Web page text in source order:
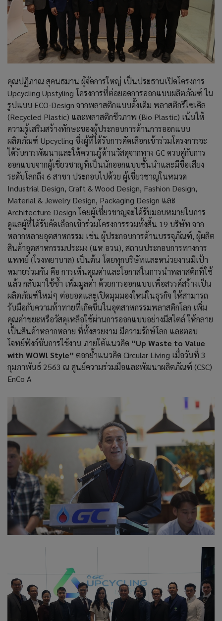
คุณปฏิภาณ สุคนธมาน ผู้จัดการใหญ่ เป็นประธานเปิดโครงการ
Upcycling Upstyling โครงการที่ต่อยอดการออกแบบผลิตภัณฑ์ ใน
รูปแบบ ECO-Design จากพลาสติกแบบดั้งเดิม พลาสติกรีไซเคิล
(Recycled Plastic) และพลาสติกชีวภาพ (Bio Plastic) เน้นให้
ความรู้เสริมสร้างทักษะของผู้ประกอบการด้านการออกแบบ
ผลิตภัณฑ์ Upcycling ซึ่งผู้ที่ได้รับการคัดเลือกเข้าร่วมโครงการจะ
ได้รับการพัฒนาและให้ความรู้ด้านวัสดุจากทาง GC ควบคู่กับการ
ออกแบบจากผู้เชี่ยวชาญที่เป็นนักออกแบบชั้นนำและมีชื่อเสียง
ระดับโลกถึง 6 สาขา ประกอบไปด้วย ผู้เชี่ยวชาญในหมวด
Industrial Design, Craft & Wood Design, Fashion Design,
Material & Jewelry Design, Packaging Design และ
Architecture Design โดยผู้เชี่ยวชาญจะได้รับมอบหมายในการ
ดูแลผู้ที่ได้รับคัดเลือกเข้าร่วมโครงการรวมทั้งสิ้น 19 บริษัท จาก
หลากหลายอุตสาหกรรม เช่น ผู้ประกอบการด้านบรรจุภัณฑ์, ผู้ผลิต
สินค้าอุตสาหกรรมประมง (แห อวน), สถานประกอบการทางการ
แพทย์ (โรงพยาบาล) เป็นต้น โดยทุกบริษัทและหน่วยงานมีเป้า
หมายร่วมกัน คือ การเห็นคุณค่าและโอกาสในการนำพลาสติกที่ใช้
แล้ว กลับมาใช้ซ้ำ เพิ่มมูลค่า ด้วยการออกแบบเพื่อสรรค์สร้างเป็น
ผลิตภัณฑ์ใหม่ๆ ต่อยอดและเปิดมุมมองใหม่ในธุรกิจ ให้สามารถ
รับมือกับความท้าทายที่เกิดขึ้นในอุตสาหกรรมพลาสติกโลก เพิ่ม
คุณค่าขยะหรือวัสดุเหลือใช้ผ่านการออกแบบอย่างมีสไตล์ ให้กลาย
เป็นสินค้าหลากหลาย ที่ทั้งสวยงาม มีความรักษ์โลก และตอบ
โจทย์ฟังก์ชันการใช้งาน ภายใต้แนวคิด “Up Waste to Value
with WOW! Style” ตอกย้ำแนวคิด Circular Living เมื่อวันที่ 3
กุมภาพันธ์ 2563 ณ ศูนย์ความร่วมมือและพัฒนาผลิตภัณฑ์ (CSC)
EnCo A